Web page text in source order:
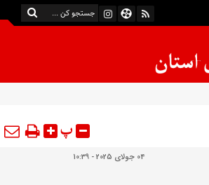
پ
04 جولای 2025 - 10:39